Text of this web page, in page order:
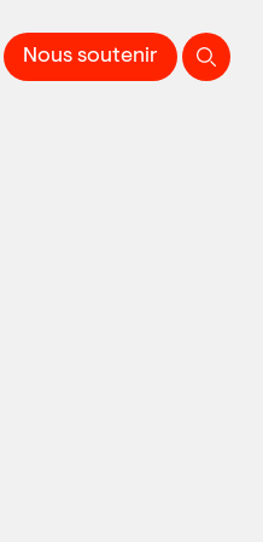
Nous soutenir